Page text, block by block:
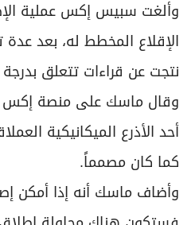
أحد الأذرع الميكانيكية
كما كان مصمماً.
وأضاف ماسك أنه إذا أمكن
بتوقيت المنطقة الوسطى
وفي وقت لاحق، ‌قالت سبيس
لإطلاق الصاروخ ستارشيب